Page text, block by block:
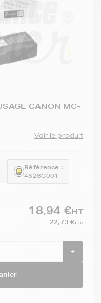
CANON MC-
Voir le produit
Référence :
4628C001
18,94 €HT
22,73 €TTC
+